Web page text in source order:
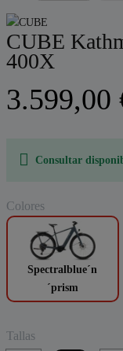
CUBE
400X
3.599,00
Consultar
Colores
Spectralblue´n
´prism
Tallas